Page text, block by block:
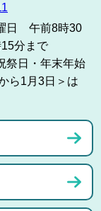
日 午前8時30
分まで
祭日・年末年始
ら1月3日＞は